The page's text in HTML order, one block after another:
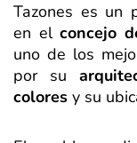
Tazones es un
en elconcejo
uno de los
por su
colores y su